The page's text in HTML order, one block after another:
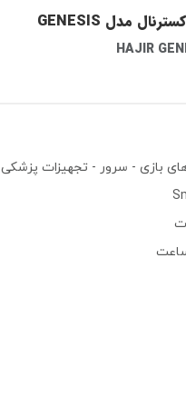
HAJIR
بازی - سرور - تجهیزات پزشکی